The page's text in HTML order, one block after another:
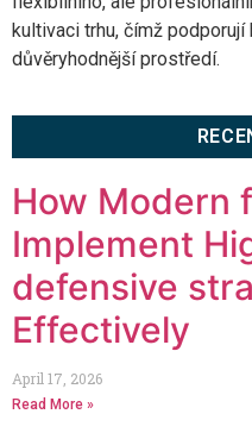
kultivaci trhu, čímž
důvěryhodnější prostředí.
How Modern
Implement
defensive
Effectively
April 17, 2026
Read More »